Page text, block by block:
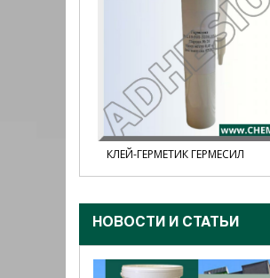
КЛЕЙ-ГЕРМЕТИК ГЕРМЕСИЛ
НОВОСТИ И CТАТЬИ